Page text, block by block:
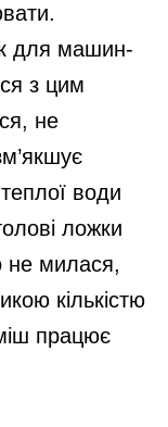
для машин-
з цим
не
води
ложки
не милася,
кількістю
працює